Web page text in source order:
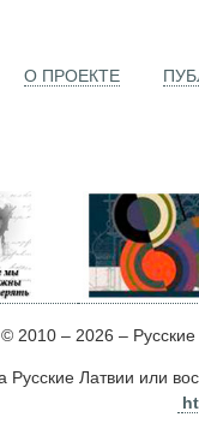
О ПРОЕКТЕ
© 2010 – 2026 –
Русские Латвии или